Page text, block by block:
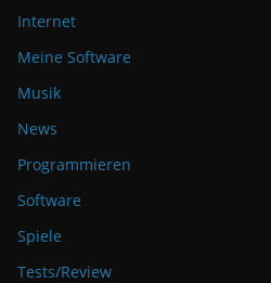
Internet
Meine Software
Musik
News
Programmieren
Software
Spiele
Tests/Review